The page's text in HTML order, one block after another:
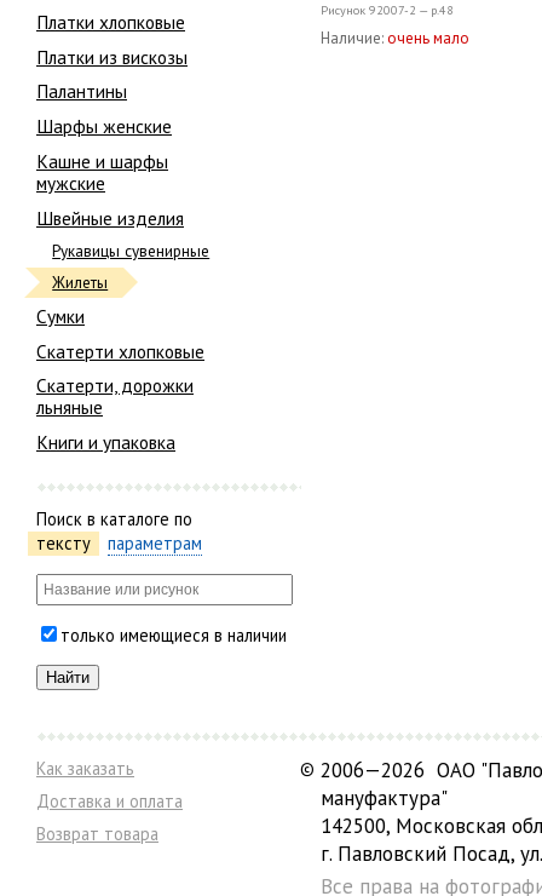
Платки хлопковые
Платки из вискозы
Палантины
Шарфы женские
Кашне и шарфы
мужские
Швейные изделия
Рукавицы сувенирные
Жилеты
Сумки
Скатерти хлопковые
Скатерти, дорожки
льняные
Книги и упаковка
Поиск в каталоге по
тексту
параметрам
только имеющиеся в наличии
Рисунок 92007-2 — р.48
Наличие:очень мало
Как заказать
Доставка и оплата
Возврат товара
© 2006—2026 ОАО
мануфактура"
142500, Московская
г. Павловский Посад,
Все права на